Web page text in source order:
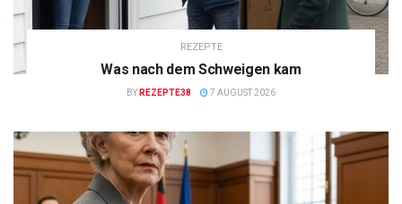
REZEPTE
Was nach dem Schweigen kam
BY REZEPTE38 7 AUGUST 2026